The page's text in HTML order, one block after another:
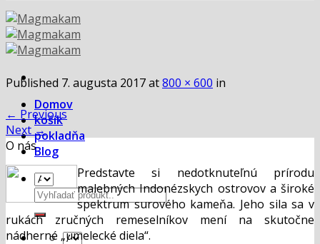
Domov
košík
pokladňa
Blog
Hľadať:
Published 7. augusta 2017at800 × 600 in
← Previous
Next→
O nás
Predstavte si nedotknuteľnú prírodu
malebných Indonézskych ostrovov a široké
spektrum surového kameňa. Jeho sila sa v
rukách zručných remeselníkov mení na skutočne
nádherné „umelecké diela“.